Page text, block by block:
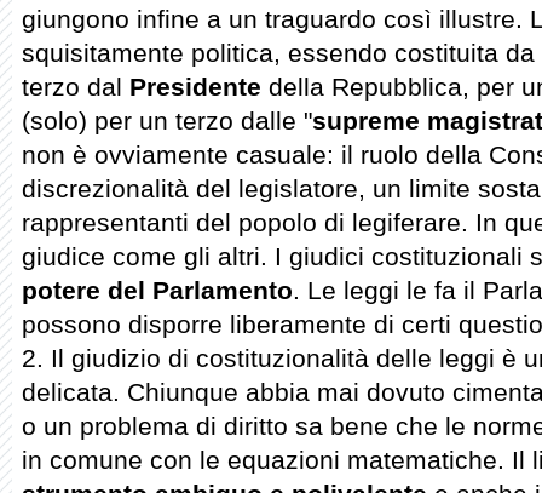
giungono infine a un traguardo così illustre.
squisitamente politica, essendo costituita da
terzo dal Presidente della Repubblica, per
(solo) per un terzo dalle "supreme
non è ovviamente casuale: il ruolo della
discrezionalità del legislatore, un limite
rappresentanti del popolo di legiferare. In
giudice come gli altri. I giudici costituzionali
potere del Parlamento. Le leggi le fa il
possono disporre liberamente di certi
2. Il giudizio di costituzionalità delle leggi è
delicata. Chiunque abbia mai dovuto
o un problema di diritto sa bene che le
in comune con le equazioni matematiche. Il